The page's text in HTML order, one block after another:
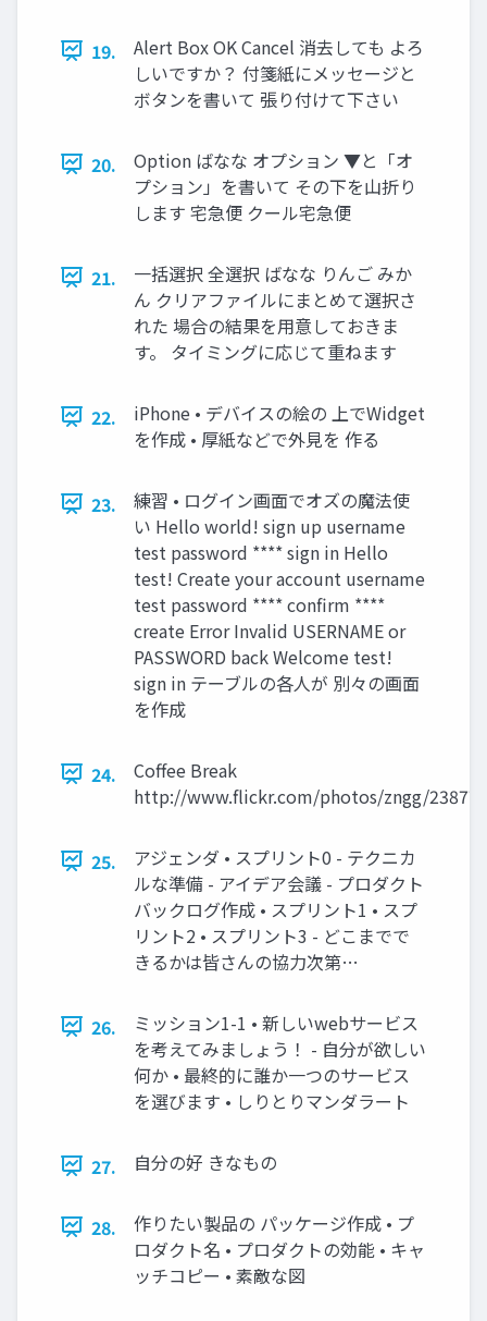
19.
Alert Box OK Cancel 消去しても よろ
しいですか？ 付箋紙にメッセージと
ボタンを書いて 張り付けて下さい
20.
Option ばなな オプション ▼と「オ
プション」を書いて その下を山折り
します 宅急便 クール宅急便
21.
一括選択 全選択 ばなな りんご みか
ん クリアファイルにまとめて選択さ
れた 場合の結果を用意しておきま
す。 タイミングに応じて重ねます
22.
iPhone • デバイスの絵の 上でWidget
を作成 • 厚紙などで外見を 作る
23.
練習 • ログイン画面でオズの魔法使
い Hello world! sign up username
test password **** sign in Hello
test! Create your account username
test password **** confirm ****
create Error Invalid USERNAME or
PASSWORD back Welcome test!
sign in テーブルの各人が 別々の画面
を作成
24.
Coffee Break
http://www.flickr.com/photos/zngg/
25.
アジェンダ • スプリント0 - テクニカ
ルな準備 - アイデア会議 - プロダクト
バックログ作成 • スプリント1 • スプ
リント2 • スプリント3 - どこまでで
きるかは皆さんの協力次第…
26.
ミッション1-1 • 新しいwebサービス
を考えてみましょう！ - 自分が欲しい
何か • 最終的に誰か一つのサービス
を選びます • しりとりマンダラート
27. 自分の好 きなもの
28.
作りたい製品の パッケージ作成 • プ
ロダクト名 • プロダクトの効能 • キャ
ッチコピー • 素敵な図